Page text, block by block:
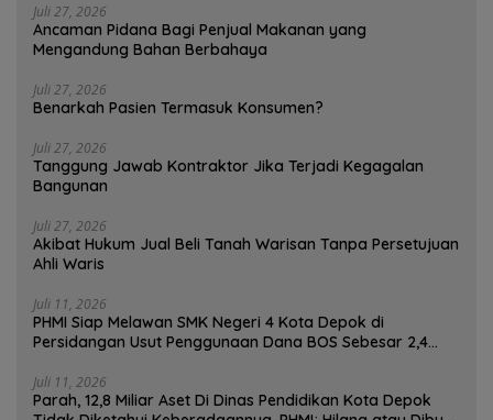
Juli 27, 2026
Ancaman Pidana Bagi Penjual Makanan yang
Mengandung Bahan Berbahaya
Juli 27, 2026
Benarkah Pasien Termasuk Konsumen?
Juli 27, 2026
Tanggung Jawab Kontraktor Jika Terjadi Kegagalan
Bangunan
Juli 27, 2026
Akibat Hukum Jual Beli Tanah Warisan Tanpa Persetujuan
Ahli Waris
Juli 11, 2026
PHMI Siap Melawan SMK Negeri 4 Kota Depok di
Persidangan Usut Penggunaan Dana BOS Sebesar 2,4
Juli 11, 2026
Parah, 12,8 Miliar Aset Di Dinas Pendidikan Kota Depok